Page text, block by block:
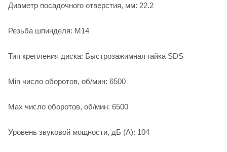
Диаметр посадочного отверстия, мм: 22.2
Резьба шпинделя: М14
Тип крепления диска: Быстрозажимная гайка SDS
Min число оборотов, об/мин: 6500
Max число оборотов, об/мин: 6500
Уровень звуковой мощности, дБ (А): 104